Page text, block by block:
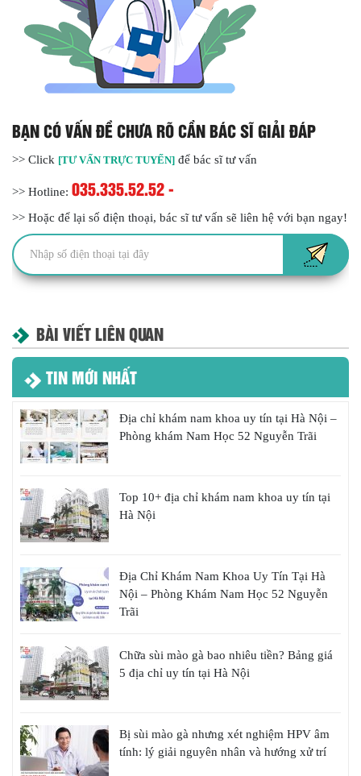
BẠN CÓ VẤN ĐỀ CHƯA RÕ CẦN BÁC SĨ GIẢI ĐÁP
>> Click [TƯ VẤN TRỰC TUYẾN] để bác sĩ tư vấn
>> Hotline: 035.335.52.52 -
>> Hoặc để lại số điện thoại, bác sĩ tư vấn sẽ liên hệ với bạn ngay!
BÀI VIẾT LIÊN QUAN
TIN MỚI NHẤT
Địa chỉ khám nam khoa uy tín tại Hà Nội –
Phòng khám Nam Học 52 Nguyễn Trãi
Top 10+ địa chỉ khám nam khoa uy tín tại
Hà Nội
Địa Chỉ Khám Nam Khoa Uy Tín Tại Hà
Nội – Phòng Khám Nam Học 52 Nguyễn
Trãi
Chữa sùi mào gà bao nhiêu tiền? Bảng giá
5 địa chỉ uy tín tại Hà Nội
Bị sùi mào gà nhưng xét nghiệm HPV âm
tính: lý giải nguyên nhân và hướng xử trí